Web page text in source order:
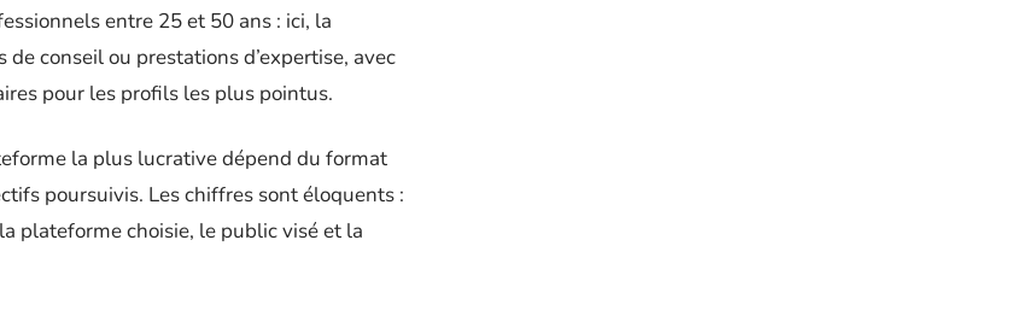
entre 25 et 50 ans : ici, la
conseil ou prestations d’expertise, avec
pour les profils les plus pointus.
la plus lucrative dépend du format
poursuivis. Les chiffres sont éloquents :
plateforme choisie, le public visé et la